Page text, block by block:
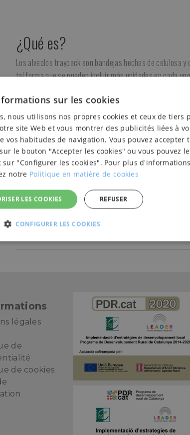
¿Qué es?
Los alveolos traypack son bandejas hechas de celulosa
tal forma que se pueden incluir más unidades en cada
¿Para qué sirve?
Están especialmente indicados para apilar varios
¿Cómo se utiliza?
Se colocan en la base de la caja, y se van añadiendo
¿Para quién?
Usados generalmente por empresas exportadoras de
légales
de
de cookies
sur les cookies
nous utilisons nos propres cookies et ceux de tiers
site Web et vous montrer des publicités liées à
vos habitudes de navigation. Vous pouvez accepter
le bouton "Accepter les cookies" ou vous pouvez
"Configurer les cookies". Pour plus
notre Politique en matière de cookies
LES COOKIES REFUSER
CONFIGURER LES COOKIES
PERFORMANCE FONCTIONNALITÉ